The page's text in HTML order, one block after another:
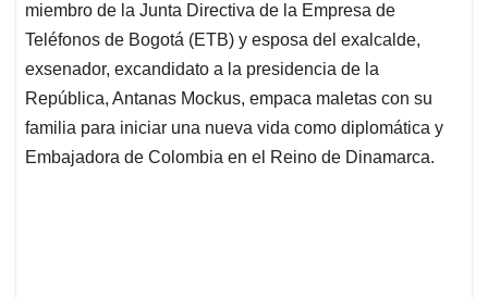
A
p
p
o
o
k
d
I
n
d
s
miembro de la Junta Directiva de la Empresa de
Teléfonos de Bogotá (ETB) y esposa del exalcalde,
exsenador, excandidato a la presidencia de la
República, Antanas Mockus, empaca maletas con su
familia para iniciar una nueva vida como diplomática y
Embajadora de Colombia en el Reino de Dinamarca.